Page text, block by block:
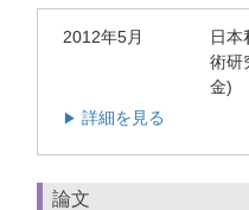
2012年5月
日
術研
金)
▶ 詳細を見る
論文